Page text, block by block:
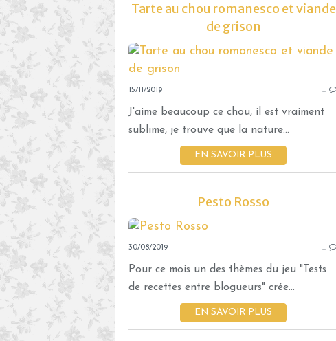
Tarte au chou romanesco et viande
de grison
15/11/2019 …
J'aime beaucoup ce chou, il est vraiment
sublime, je trouve que la nature...
EN SAVOIR PLUS
Pesto Rosso
30/08/2019 …
Pour ce mois un des thèmes du jeu "Tests
de recettes entre blogueurs" crée...
EN SAVOIR PLUS